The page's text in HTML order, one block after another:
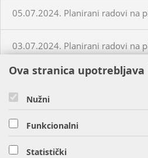
05.07.2024. Planirani radovi na
03.07.2024. Planirani radovi na
03.07.2024. Planirani radovi na
03.07.2024. Planirani radovi na
03.07.2024. Planirani radovi na
Ova stranica upotrebljava
Nužni
Funkcionalni
Statistički